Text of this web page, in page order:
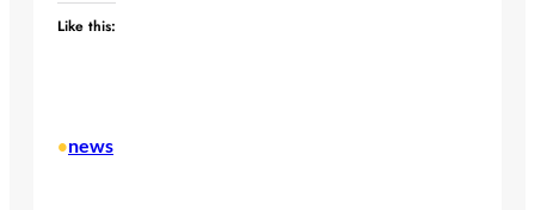
Like this:
•news